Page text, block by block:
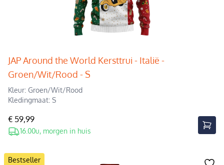
JAP Around the World Kersttrui - Italië -
Groen/Wit/Rood - S
Kleur: Groen/Wit/Rood
Kledingmaat: S
€ 59,99
16.00u, morgen in huis
Bestseller